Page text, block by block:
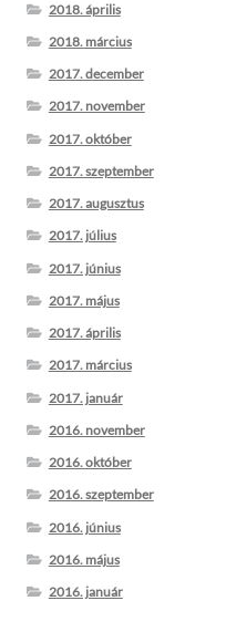
2018. április
2018. március
2017. december
2017. november
2017. október
2017. szeptember
2017. augusztus
2017. július
2017. június
2017. május
2017. április
2017. március
2017. január
2016. november
2016. október
2016. szeptember
2016. június
2016. május
2016. január